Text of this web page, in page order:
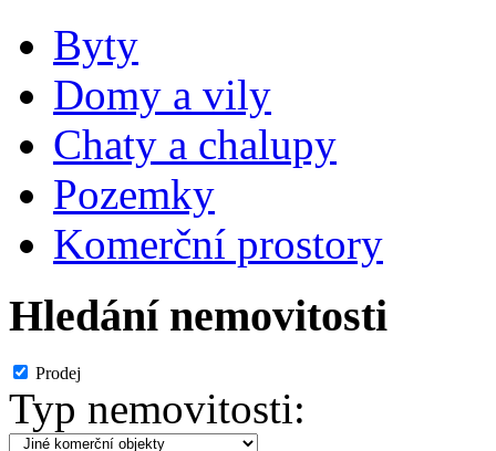
Byty
Domy a vily
Chaty a chalupy
Pozemky
Komerční prostory
Hledání nemovitosti
Prodej
Typ nemovitosti: